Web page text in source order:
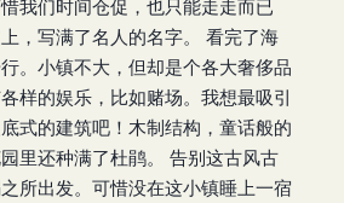
我们时间仓促，也只能走走而已
，写满了名人的名字。 看完了海
。小镇不大，但却是个各大奢侈品
样的娱乐，比如赌场。我想最吸引
式的建筑吧！木制结构，童话般的
里还种满了杜鹃。 告别这古风古
所出发。可惜没在这小镇睡上一宿